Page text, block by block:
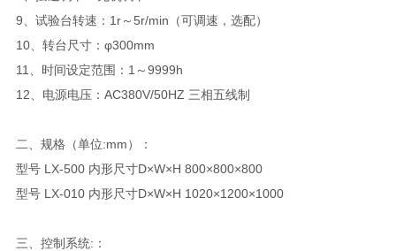
9、试验台转速：1r～5r/min（可调速，选配）
10、转台尺寸：φ300mm
11、时间设定范围：1～9999h
12、电源电压：AC380V/50HZ 三相五线制
二、规格（单位:mm）：
型号 LX-500 内形尺寸D×W×H 800×800×800
型号 LX-010 内形尺寸D×W×H 1020×1200×1000
三、控制系统:：